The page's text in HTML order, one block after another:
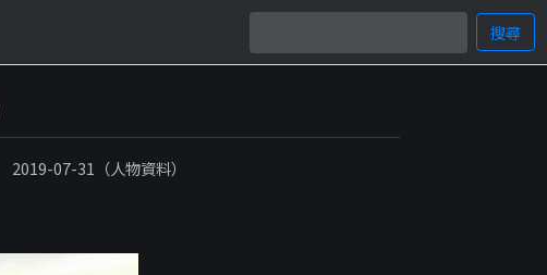
搜尋
2019-07-31（人物資料）